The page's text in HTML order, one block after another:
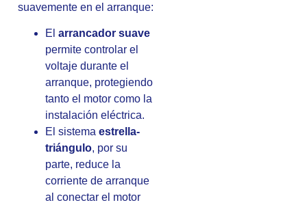
suavemente en el arranque:
El arrancador suave
permite controlar el
voltaje durante el
arranque, protegiendo
tanto el motor como la
instalación eléctrica.
El sistema estrella-
triángulo, por su
parte, reduce la
corriente de arranque
al conectar el motor